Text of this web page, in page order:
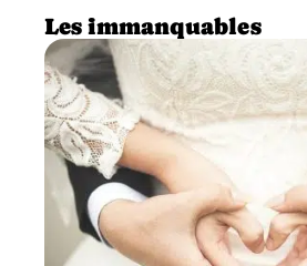
Les immanquables